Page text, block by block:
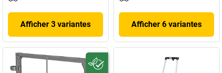
Afficher 3 variantes Afficher 6 variantes